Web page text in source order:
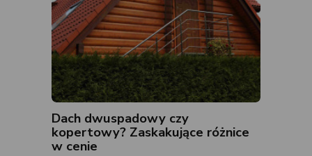
Dach dwuspadowy czy
kopertowy? Zaskakujące różnice
w cenie